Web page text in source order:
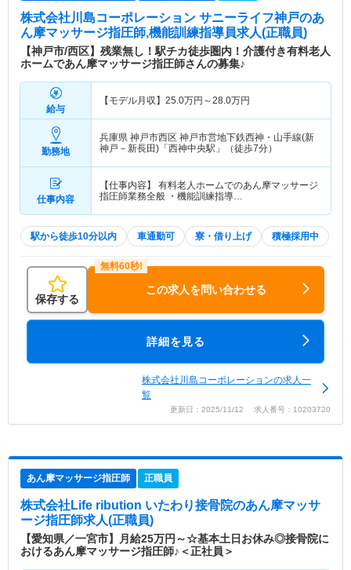
株式会社川島コーポレーション サニーライフ神戸のあ
ん摩マッサージ指圧師,機能訓練指導員求人(正職員)
【神戸市/西区】残業無し！駅チカ徒歩圏内！介護付き有料老人
ホームであん摩マッサージ指圧師さんの募集♪
給与
【モデル月収】 25.0万円～28.0万円
勤務地
兵庫県 神戸市西区 神戸市営地下鉄西神・山手線(新
神戸－新長田)「西神中央駅」（徒歩7分）
仕事内容
【仕事内容】 有料老人ホームでのあん摩マッサージ
指圧師業務全般 ・機能訓練指導…
駅から徒歩10分以内 車通勤可 寮・借り上げ 積極採用中
保存する
この求人を問い合わせる
詳細を見る
株式会社川島コーポレーションの求人一
覧
更新日：2025/11/12 求人番号：10203720
あん摩マッサージ指圧師 正職員
株式会社Life ribution いたわり接骨院のあん摩マッサ
ージ指圧師求人(正職員)
【愛知県／一宮市】月給25万円～☆基本土日お休み◎接骨院に
おけるあん摩マッサージ指圧師♪＜正社員＞